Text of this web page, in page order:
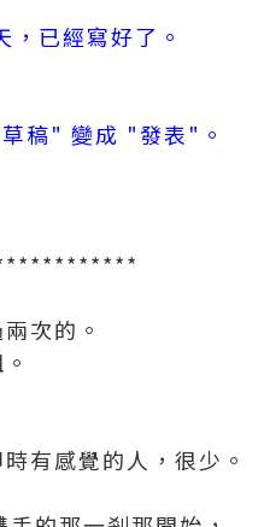
已經寫好了。
稿" 變成 "發表"。
次的。
有感覺的人，很少。